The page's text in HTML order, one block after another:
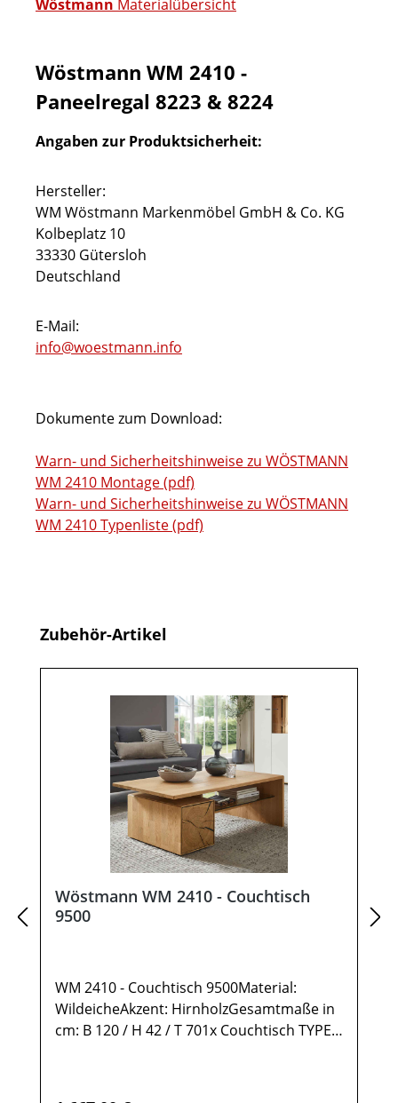
Wöstmann Materialübersicht
Wöstmann WM 2410 -
Paneelregal 8223 & 8224
Angaben zur Produktsicherheit:
Hersteller:
WM Wöstmann Markenmöbel GmbH & Co. KG
Kolbeplatz 10
33330 Gütersloh
Deutschland
E-Mail:
info@woestmann.info
Dokumente zum Download:
Warn- und Sicherheitshinweise zu WÖSTMANN
WM 2410 Montage (pdf)
Warn- und Sicherheitshinweise zu WÖSTMANN
WM 2410 Typenliste (pdf)
Produktgalerie überspringen
Zubehör-Artikel
Wöstmann WM 2410 - Couchtisch
9500
WM 2410 - Couchtisch 9500Material:
WildeicheAkzent: HirnholzGesamtmaße in
cm: B 120 / H 42 / T 701x Couchtisch TYPE